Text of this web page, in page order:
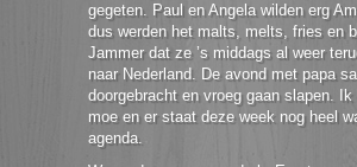
gegeten. Paul en Angela wilden erg
dus werden het malts, melts, fries en
Jammer dat ze ’s middags al weer
naar Nederland. De avond met papa
doorgebracht en vroeg gaan slapen. Ik
moe en er staat deze week nog heel
agenda.